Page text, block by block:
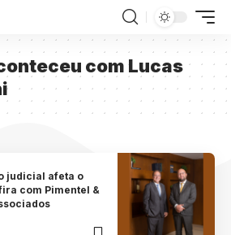
com Lucas
judicial afeta o
com Pimentel &